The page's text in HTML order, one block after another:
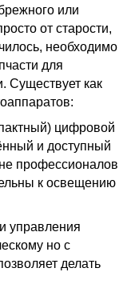
или
от старости,
необходимо
для
Существует как
цифровой
и доступный
профессионалов
к освещению
управления
но с
делать